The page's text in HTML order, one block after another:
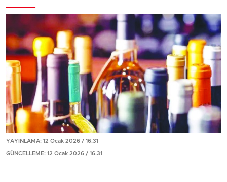
YAYINLAMA: 12 Ocak 2026 / 16.31
GÜNCELLEME: 12 Ocak 2026 / 16.31